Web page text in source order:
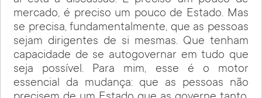
mercado, é preciso um pouco de Estado. Mas
se precisa, fundamentalmente, que as pessoas
sejam dirigentes de si mesmas. Que tenham
capacidade de se autogovernar em tudo que
seja possível. Para mim, esse é o motor
essencial da mudança: que as pessoas não